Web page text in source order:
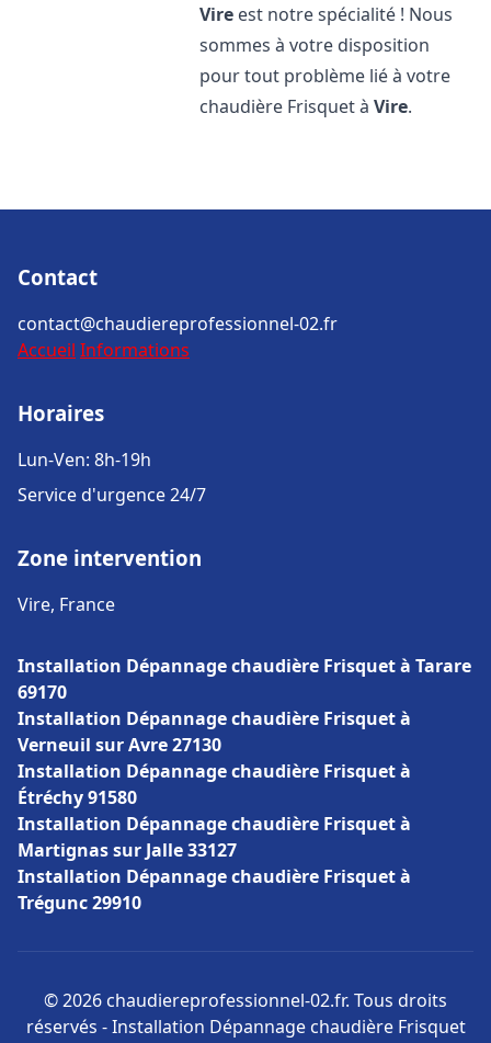
Vire est notre spécialité ! Nous
sommes à votre disposition
pour tout problème lié à votre
chaudière Frisquet àVire.
Contact
contact@chaudiereprofessionnel-02.fr
Accueil Informations
Horaires
Lun-Ven: 8h-19h
Service d'urgence 24/7
Zone intervention
Vire, France
Installation Dépannage chaudière Frisquet à Tarare
69170
Installation Dépannage chaudière Frisquet à
Verneuil sur Avre 27130
Installation Dépannage chaudière Frisquet à
Étréchy 91580
Installation Dépannage chaudière Frisquet à
Martignas sur Jalle 33127
Installation Dépannage chaudière Frisquet à
Trégunc 29910
© 2026 chaudiereprofessionnel-02.fr. Tous droits
réservés - Installation Dépannage chaudière Frisquet